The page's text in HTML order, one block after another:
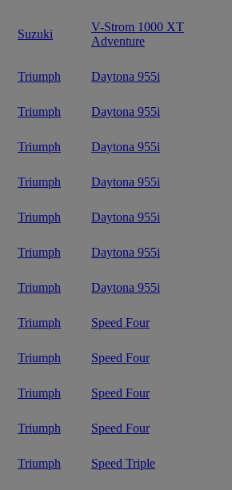
Suzuki
V-Strom 1000 XT
Adventure
Triumph Daytona 955i
Triumph Daytona 955i
Triumph Daytona 955i
Triumph Daytona 955i
Triumph Daytona 955i
Triumph Daytona 955i
Triumph Daytona 955i
Triumph Speed Four
Triumph Speed Four
Triumph Speed Four
Triumph Speed Four
Triumph Speed Triple